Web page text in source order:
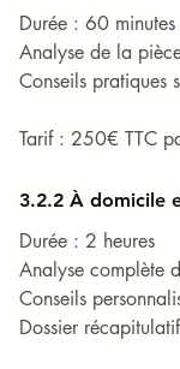
Durée : 60 minutes
Analyse de la
Conseils pratiques
Tarif : 250€ TTC
3.2.2 À domicile
Durée : 2 heures
Analyse complète
Conseils
Dossier